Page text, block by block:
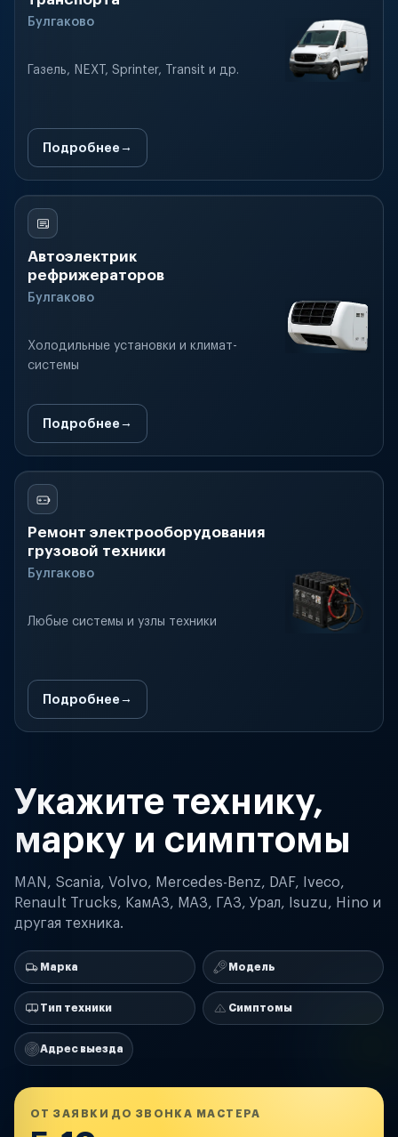
Булгаково
Газель, NEXT, Sprinter, Transit и др.
Подробнее
Автоэлектрик
рефрижераторов
Булгаково
Холодильные установки и климат-
системы
Подробнее
Ремонт электрооборудования
грузовой техники
Булгаково
Любые системы и узлы техники
Подробнее
Укажите технику,
марку и симптомы
MAN, Scania, Volvo, Mercedes-Benz, DAF, Iveco,
Renault Trucks, КамАЗ, МАЗ, ГАЗ, Урал, Isuzu, Hino и
другая техника.
Марка Модель
Тип техники Симптомы
Адрес выезда
ОТ ЗАЯВКИ ДО ЗВОНКА МАСТЕРА